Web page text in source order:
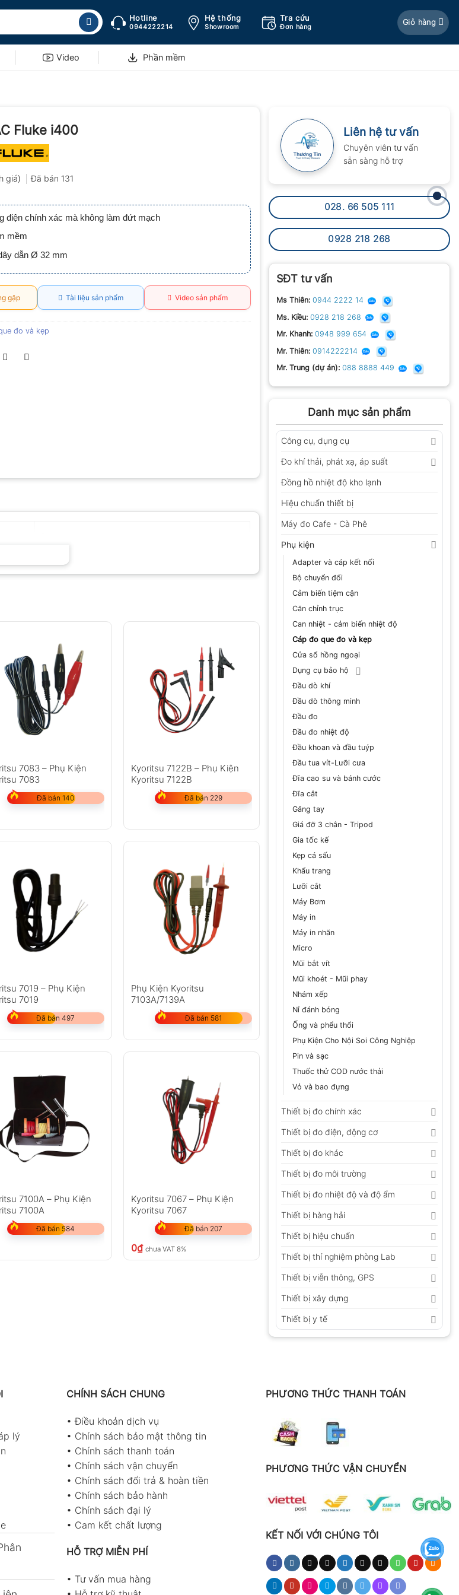
Hotline
0944222214
Hệ thống
Showroom
Tra cứu
Đơn hàng
Giỏ hàng
Video Phần mềm
Liên hệ tư vấn
Chuyên viên tư vấn
sẵn sàng hỗ trợ
028. 66 505 111
0928 218 268
SĐT tư vấn
Ms Thiên: 0944 2222 14
Ms. Kiều: 0928 218 268
Mr. Khanh: 0948 999 654
Mr. Thiên: 0914222214
Mr. Trung (dự án): 088 8888 449
Danh mục sản phẩm
Công cụ, dụng cụ
Đo khí thải, phát xạ, áp suất
Đồng hồ nhiệt độ kho lạnh
Hiệu chuẩn thiết bị
Máy đo Cafe - Cà Phê
Phụ kiện
Adapter và cáp kết nối
Bộ chuyển đổi
Cảm biến tiệm cận
Căn chỉnh trục
Can nhiệt - cảm biến nhiệt độ
Cáp đo que đo và kẹp
Cửa sổ hồng ngoại
Dụng cụ bảo hộ
Đầu dò khí
Đầu dò thông minh
Đầu đo
Đầu đo nhiệt độ
Đầu khoan và đầu tuýp
Đầu tua vít-Lưỡi cưa
Đĩa cao su và bánh cước
Đĩa cắt
Găng tay
Giá đỡ 3 chân - Tripod
Gia tốc kế
Kẹp cá sấu
Khẩu trang
Lưỡi cắt
Máy Bơm
Máy in
Máy in nhãn
Micro
Mũi bắt vít
Mũi khoét - Mũi phay
Nhám xếp
Nỉ đánh bóng
Ống và phểu thổi
Phụ Kiện Cho Nội Soi Công Nghiệp
Pin và sạc
Thuốc thử COD nước thải
Vỏ và bao đựng
Thiết bị đo chính xác
Thiết bị đo điện, động cơ
Thiết bị đo khác
Thiết bị đo môi trường
Thiết bị đo nhiệt độ và độ ẩm
Thiết bị hàng hải
Thiết bị hiệu chuẩn
Thiết bị thí nghiệm phòng Lab
Thiết bị viễn thông, GPS
Thiết bị xây dựng
Thiết bị y tế
Fluke i400
giá) Đã bán 131
điện chính xác mà không làm đứt mạch
mềm
dẫn Ø 32 mm
gặp Tài liệu sản phẩm Video sản phẩm
đo và kẹp
7083 – Phụ Kiện
7083
Đã bán 140
Kyoritsu 7122B – Phụ Kiện
Kyoritsu 7122B
Đã bán 229
7019 – Phụ Kiện
7019
Đã bán 497
Phụ Kiện Kyoritsu
7103A/7139A
Đã bán 581
7100A – Phụ Kiện
7100A
Đã bán 584
Kyoritsu 7067 – Phụ Kiện
Kyoritsu 7067
Đã bán 207
0₫ chưa VAT 8%
lý
CHÍNH SÁCH CHUNG
•Điều khoản dịch vụ
• Chính sách bảo mật thông tin
• Chính sách thanh toán
• Chính sách vận chuyển
• Chính sách đổi trả & hoàn tiền
• Chính sách bảo hành
• Chính sách đại lý
• Cam kết chất lượng
HỖ TRỢ MIỄN PHÍ
• Tư vấn mua hàng
PHƯƠNG THỨC THANH TOÁN
PHƯƠNG THỨC VẬN CHUYỂN
KẾT NỐI VỚI CHÚNG TÔI